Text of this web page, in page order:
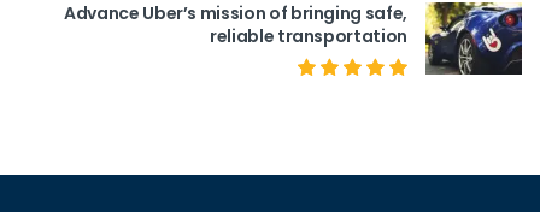
Advance Uber’s mission of bringing safe,
reliable transportation